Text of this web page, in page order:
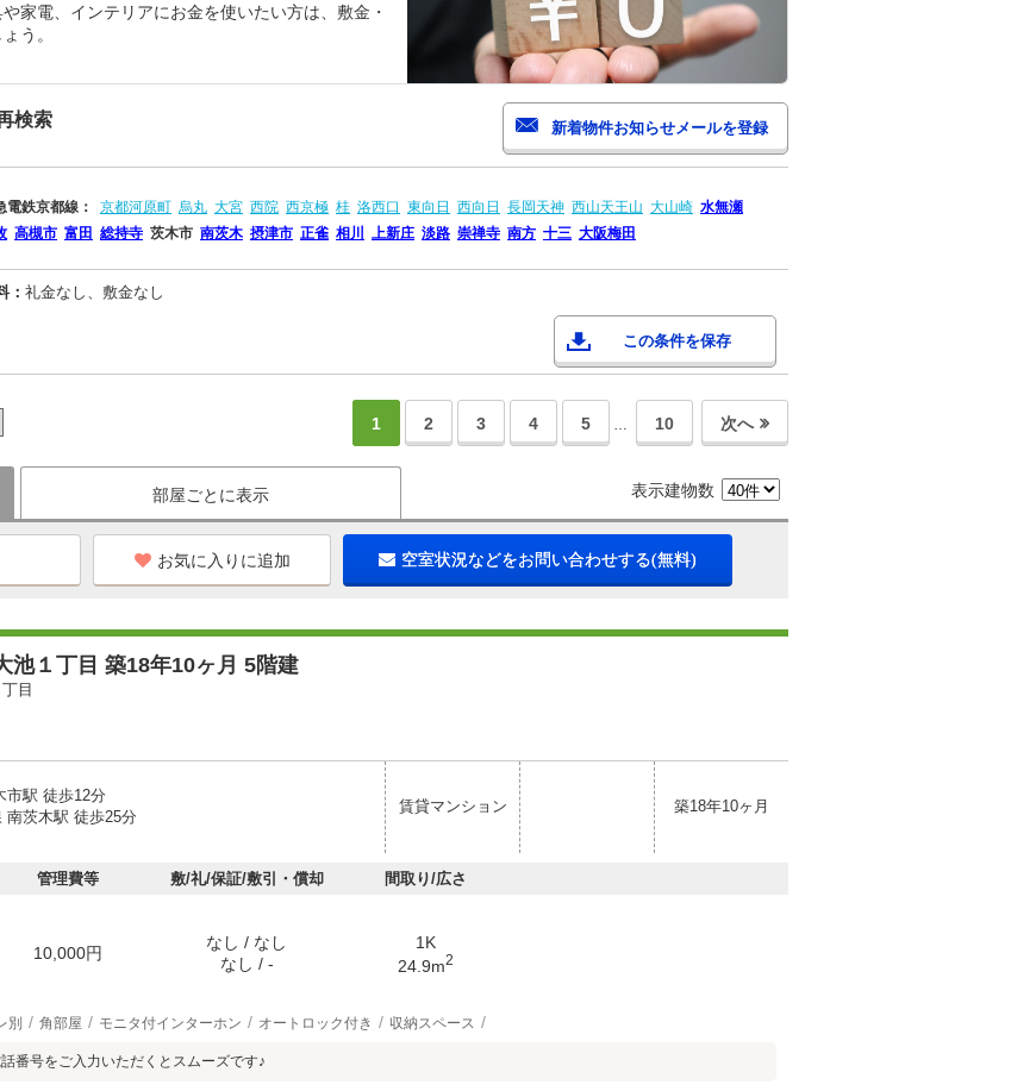
家電、インテリアにお金を使いたい方は、敷金・
う。
検索
電鉄京都線： 京都河原町 烏丸 大宮 西院 西京極 桂 洛西口 東向日 西向日 長岡天神 西山天王山 大山崎 水無瀬
高槻市 富田 総持寺 茨木市 南茨木 摂津市 正雀 相川 上新庄 淡路 崇禅寺 南方 十三 大阪梅田
： 礼金なし、敷金なし
この条件を保存
1 2 3 4 5 … 10 次へ
部屋ごとに表示 表示建物数
お気に入りに追加 空室状況などをお問い合わせする(無料)
池１丁目 築18年10ヶ月 5階建
目
市駅 徒歩12分
南茨木駅 徒歩25分
賃貸マンション 築18年10ヶ月
管理費等 敷/礼/保証/敷引・償却 間取り/広さ
10,000円
なし / なし
なし / -
1K
24.9m2
別 角部屋 モニタ付インターホン オートロック付き 収納スペース
番号をご入力いただくとスムーズです♪